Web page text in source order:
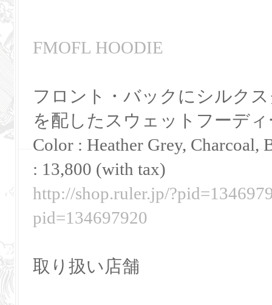
FMOFL HOODIE
フロント・バックにシルク
を配したスウェットフーディ
Color : Heather Grey,
: 13,800 (with tax)
http://shop.ruler.jp/
pid=134697920
取り扱い店舗